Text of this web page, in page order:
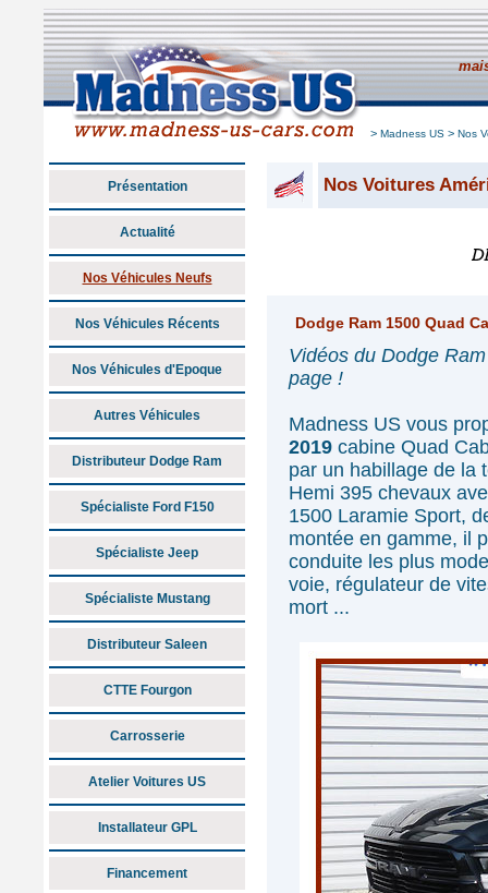
> Madness US > Nos
Présentation
Actualité
Nos Véhicules Neufs
Nos Véhicules Récents
Nos Véhicules d'Epoque
Autres Véhicules
Distributeur Dodge Ram
Spécialiste Ford F150
Spécialiste Jeep
Spécialiste Mustang
Distributeur Saleen
CTTE Fourgon
Carrosserie
Atelier Voitures US
Installateur GPL
Financement
Nos Voitures
Dodge Ram 1500 Quad
Vidéos du Dodge
page !
Madness US vous
2019 cabine Quad
par un habillage de la
Hemi 395 chevaux
1500 Laramie Sport,
montée en gamme, il
conduite les plus
voie, régulateur de
mort ...